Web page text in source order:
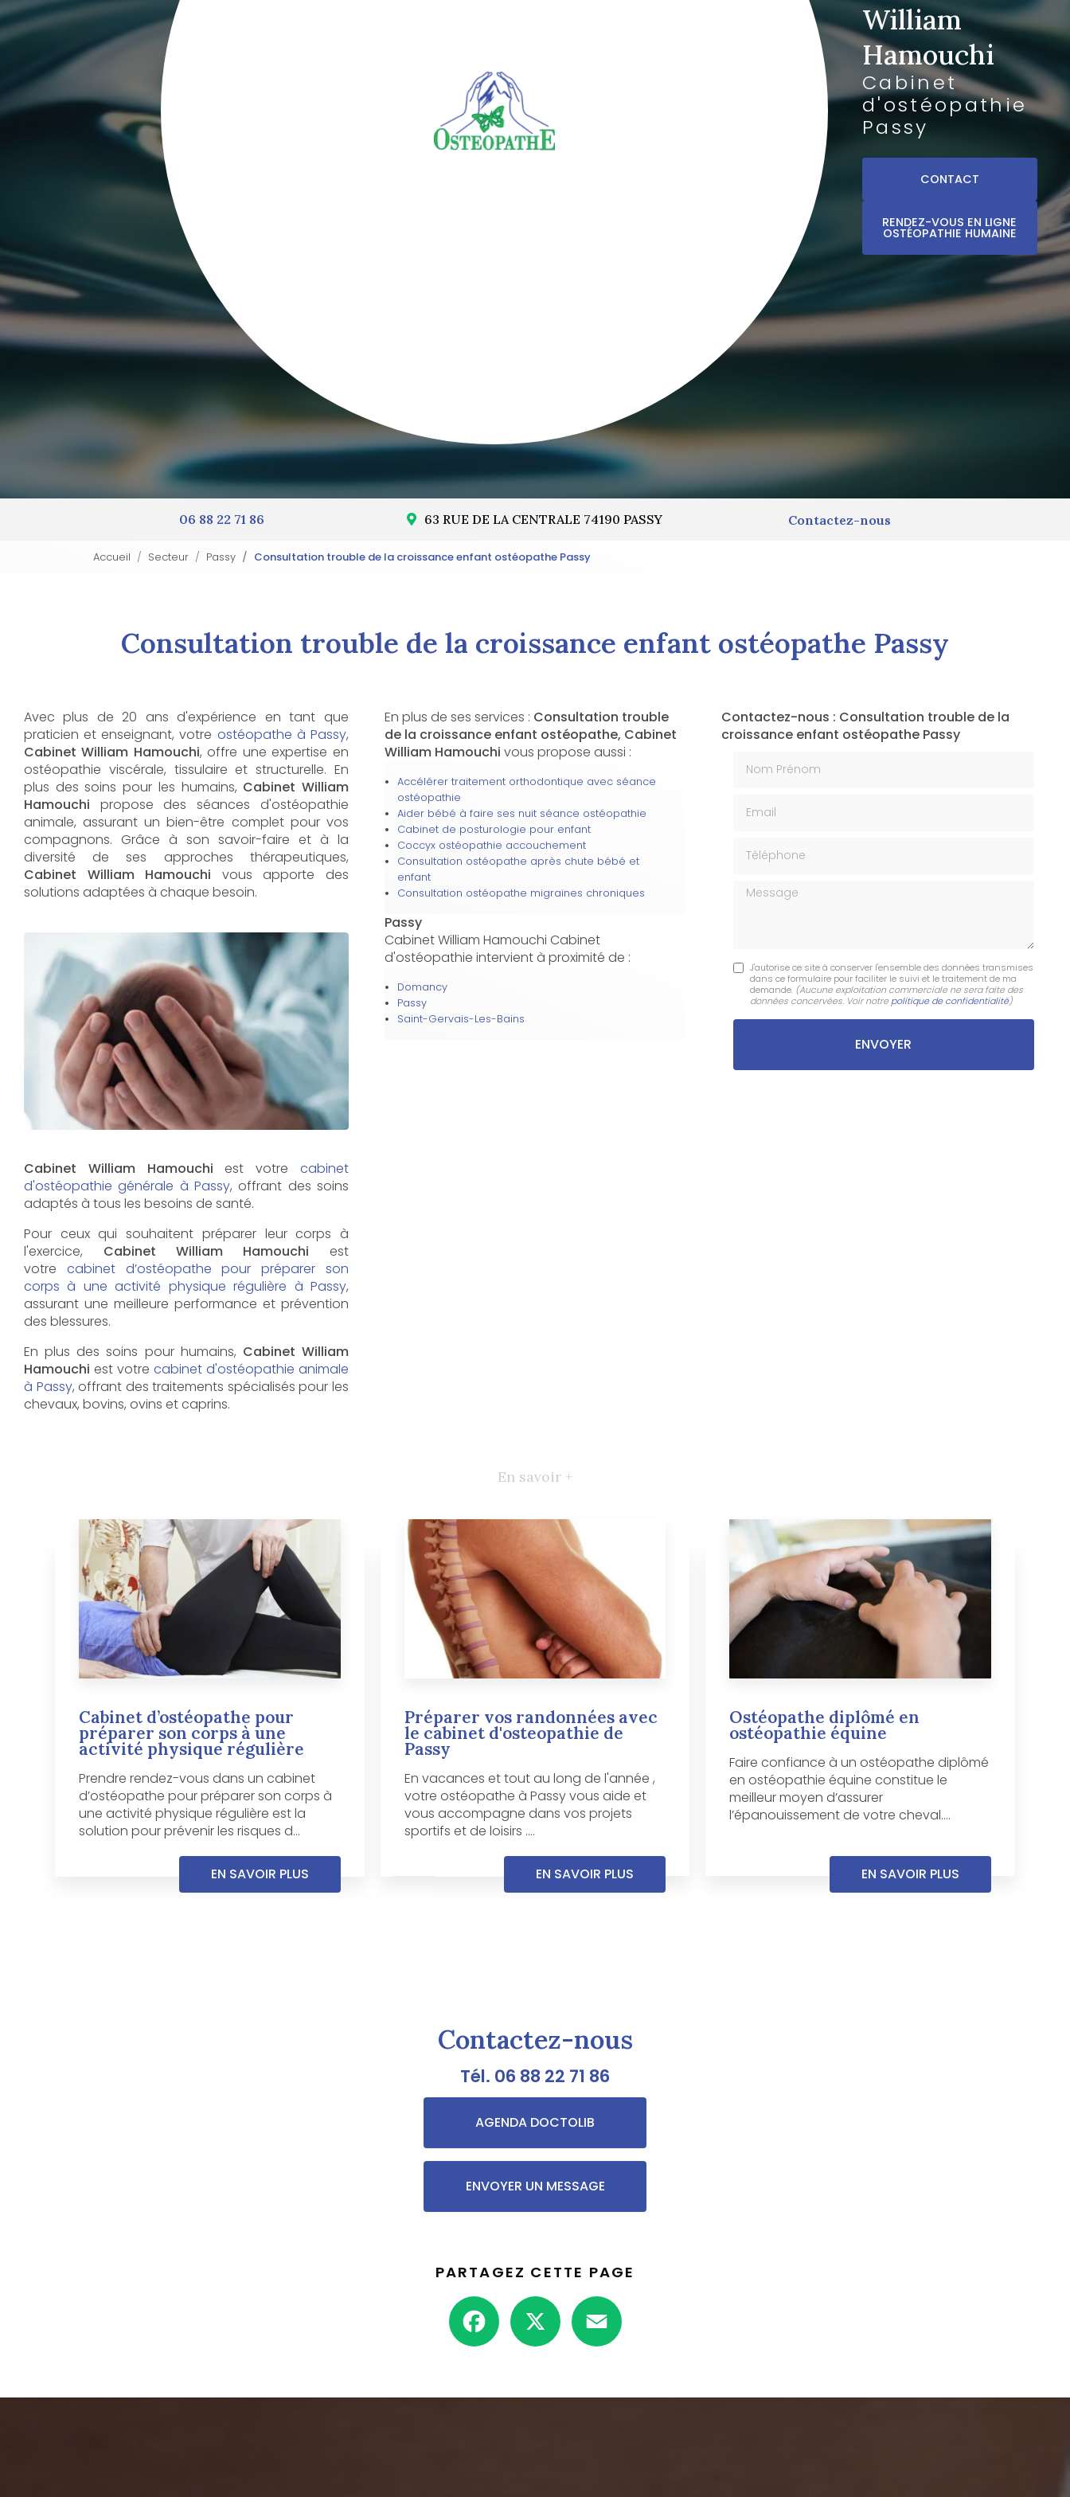
William
Hamouchi
Cabinet
d'ostéopathie
Passy
CONTACT
RENDEZ-VOUS EN LIGNE
OSTÉOPATHIE HUMAINE
06 88 22 71 86 63 RUE DE LA CENTRALE 74190 PASSY Contactez-nous
Accueil Secteur Passy Consultation trouble de la croissance enfant ostéopathe Passy
Consultation trouble de la croissance enfant ostéopathe Passy
Avec plus de 20 ans d'expérience en tant que
praticien et enseignant, votre ostéopathe à Passy,
Cabinet William Hamouchi, offre une expertise en
ostéopathie viscérale, tissulaire et structurelle. En
plus des soins pour les humains, Cabinet William
Hamouchi propose des séances d'ostéopathie
animale, assurant un bien-être complet pour vos
compagnons. Grâce à son savoir-faire et à la
diversité de ses approches thérapeutiques,
Cabinet William Hamouchi vous apporte des
solutions adaptées à chaque besoin.
Cabinet William Hamouchi est votre cabinet
d'ostéopathie générale à Passy, offrant des soins
adaptés à tous les besoins de santé.
Pour ceux qui souhaitent préparer leur corps à
l'exercice, Cabinet William Hamouchi est
votre cabinet d’ostéopathe pour préparer son
corps à une activité physique régulière à Passy,
assurant une meilleure performance et prévention
des blessures.
En plus des soins pour humains, Cabinet William
Hamouchi est votre cabinet d'ostéopathie animale
à Passy, offrant des traitements spécialisés pour les
chevaux, bovins, ovins et caprins.
En plus de ses services : Consultation trouble
de la croissance enfant ostéopathe, Cabinet
William Hamouchi vous propose aussi :
Accélérer traitement orthodontique avec séance
ostéopathie
Aider bébé à faire ses nuit séance ostéopathie
Cabinet de posturologie pour enfant
Coccyx ostéopathie accouchement
Consultation ostéopathe après chute bébé et
enfant
Consultation ostéopathe migraines chroniques
Passy
Cabinet William Hamouchi Cabinet
d'ostéopathie intervient à proximité de :
Domancy
Passy
Saint-Gervais-Les-Bains
Contactez-nous : Consultation trouble de la
croissance enfant ostéopathe Passy
Message
J'autorise ce site à conserver l'ensemble des données transmises
dans ce formulaire pour faciliter le suivi et le traitement de ma
demande. (Aucune exploitation commerciale ne sera faite des
données concervées. Voir notre politique de confidentialité)
En savoir +
Cabinet d’ostéopathe pour
préparer son corps à une
activité physique régulière
Prendre rendez-vous dans un cabinet
d’ostéopathe pour préparer son corps à
une activité physique régulière est la
solution pour prévenir les risques d...
EN SAVOIR PLUS
Préparer vos randonnées avec
le cabinet d'osteopathie de
Passy
En vacances et tout au long de l'année ,
votre ostéopathe à Passy vous aide et
vous accompagne dans vos projets
sportifs et de loisirs ....
EN SAVOIR PLUS
Ostéopathe diplômé en
ostéopathie équine
Faire confiance à un ostéopathe diplômé
en ostéopathie équine constitue le
meilleur moyen d’assurer
l’épanouissement de votre cheval....
EN SAVOIR PLUS
Contactez-nous
Tél. 06 88 22 71 86
AGENDA DOCTOLIB
ENVOYER UN MESSAGE
PARTAGEZ CETTE PAGE
Facebook